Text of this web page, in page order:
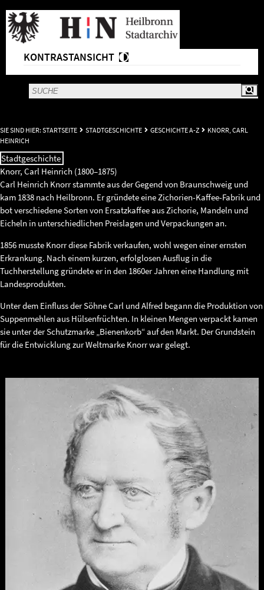
KONTRASTANSICHT
SIE SIND HIER: STARTSEITE STADTGESCHICHTE GESCHICHTE A-Z
KNORR, CARL
HEINRICH
Stadtgeschichte
Knorr, Carl Heinrich (1800–1875)
Carl Heinrich Knorr stammte aus der Gegend von Braunschweig und
kam 1838 nach Heilbronn. Er gründete eine Zichorien-Kaffee-Fabrik und
bot verschiedene Sorten von Ersatzkaffee aus Zichorie, Mandeln und
Eicheln in unterschiedlichen Preislagen und Verpackungen an.
1856 musste Knorr diese Fabrik verkaufen, wohl wegen einer ernsten
Erkrankung. Nach einem kurzen, erfolglosen Ausflug in die
Tuchherstellung gründete er in den 1860er Jahren eine Handlung mit
Landesprodukten.
Unter dem Einfluss der Söhne Carl und Alfred begann die Produktion von
Suppenmehlen aus Hülsenfrüchten. In kleinen Mengen verpackt kamen
sie unter der Schutzmarke „Bienenkorb“ auf den Markt. Der Grundstein
für die Entwicklung zur Weltmarke Knorr war gelegt.